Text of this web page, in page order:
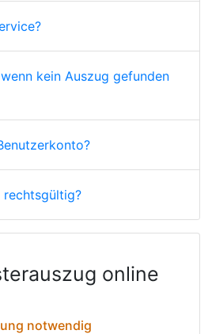
kein Auszug gefunden
rechtsgültig?
online
notwendig